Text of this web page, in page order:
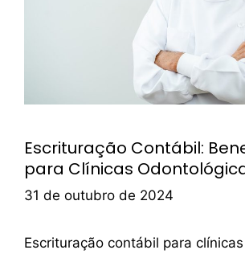
Escrituração Contábil:
para Clínicas
31 de outubro de 2024
Escrituração contábil para clínicas